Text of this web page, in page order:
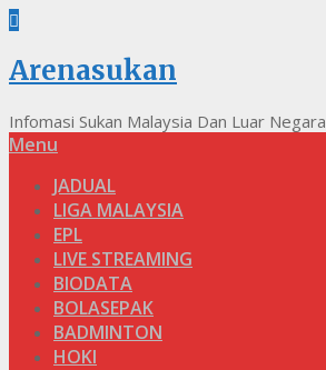
Arenasukan
Infomasi Sukan Malaysia Dan Luar Negara
Menu
JADUAL
LIGA MALAYSIA
EPL
LIVE STREAMING
BIODATA
BOLASEPAK
BADMINTON
HOKI